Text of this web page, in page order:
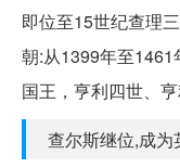
即位至15世纪查理
朝:从1399年至
国王，亨利四世、
查尔斯继位,成为